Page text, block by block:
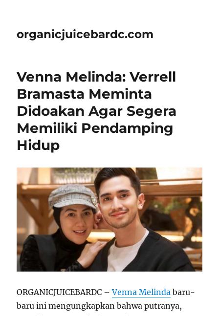
organicjuicebardc.com
Venna Melinda: Verrell
Bramasta Meminta
Didoakan Agar Segera
Memiliki Pendamping
Hidup
ORGANICJUICEBARDC –Venna Melinda baru-
baru ini mengungkapkan bahwa putranya,